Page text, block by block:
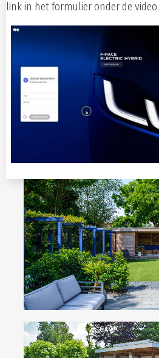
link in het formulier onder de video.